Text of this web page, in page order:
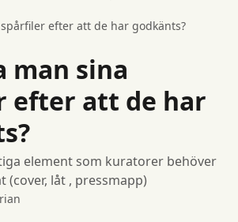
efter att de har godkänts?
man sina
efter att de har
element som kuratorer behöver
(cover, låt , pressmapp)